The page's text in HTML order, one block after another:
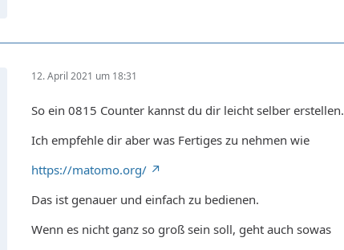
12. April 2021 um 18:31
So ein 0815 Counter kannst du dir leicht selber erstellen.
Ich empfehle dir aber was Fertiges zu nehmen wie
https://matomo.org/
Das ist genauer und einfach zu bedienen.
Wenn es nicht ganz so groß sein soll, geht auch sowas